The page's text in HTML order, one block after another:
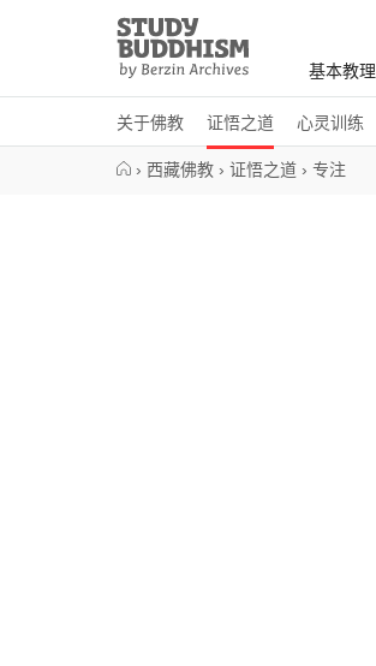
Study
Buddhism
Home
基本教理
关于佛教 证悟之道 心灵训练
› 西藏佛教 › 证悟之道 › 专注